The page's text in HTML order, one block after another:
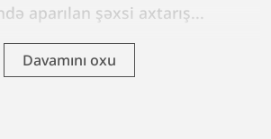
aparılan şəxsi axtarış...
Davamını oxu